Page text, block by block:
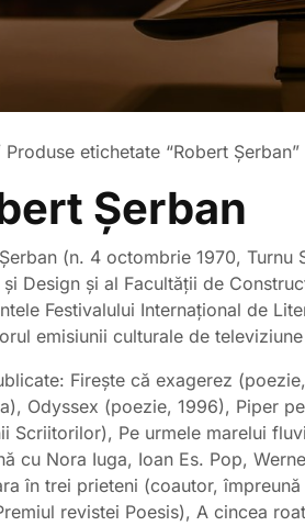
Produse etichetate “Robert Șerban”
Șerban
(n. 4 octombrie 1970,
Design şi al Facultăţii de
Festivalului Internațional de
emisiunii culturale de
Fireşte că exagerez
Odyssex (poezie, 1996), Piper
Scriitorilor), Pe urmele marelui
cu Nora Iuga, Ioan Es. Pop,
în trei prieteni (coautor,
revistei Poesis), A cincea